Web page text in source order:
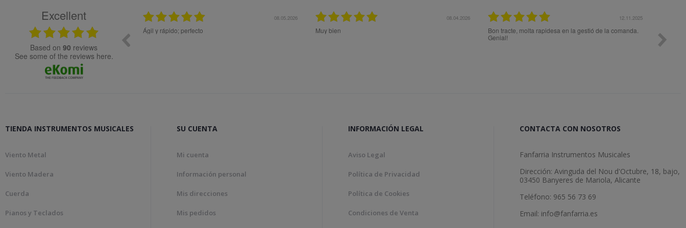
Excellent
based on 90 reviews
see some of the reviews here.
25.02.2024
de muy buena calidad. Ágil y rápido; perfecto
Bon tracte, molta rapidesa en la gestió de la comanda.
Todo ok
TIENDA INSTRUMENTOS MUSICALES
Viento Metal
Viento Madera
Cuerda
Pianos y Teclados
SU CUENTA
Mi cuenta
Información personal
Mis direcciones
Mis pedidos
INFORMACIÓN LEGAL
Aviso Legal
Política de Privacidad
Política de Cookies
Condiciones de Venta
CONTACTA CON NOSOTROS
Fanfarria Instrumentos Musicales
Dirección: Avinguda del Nou d'Octubre, 18, bajo,
03450 Banyeres de Mariola, Alicante
Teléfono: 965 56 73 69
Email: info@fanfarria.es